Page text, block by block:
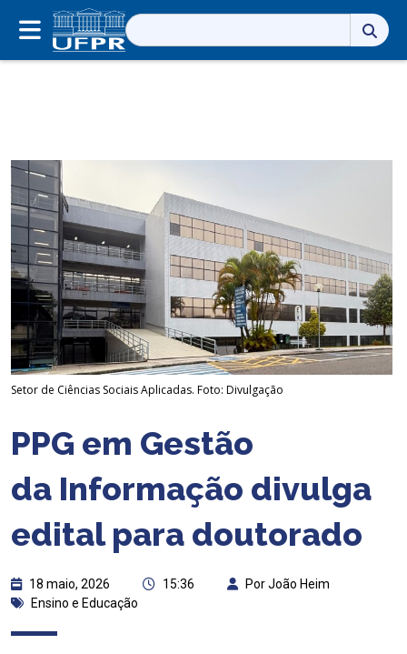
Pesquisar
por:
Setor de Ciências Sociais Aplicadas. Foto: Divulgação
PPG em Gestão
da Informação divulga
edital para doutorado
18 maio, 2026 15:36
Por João Heim
Ensino e Educação